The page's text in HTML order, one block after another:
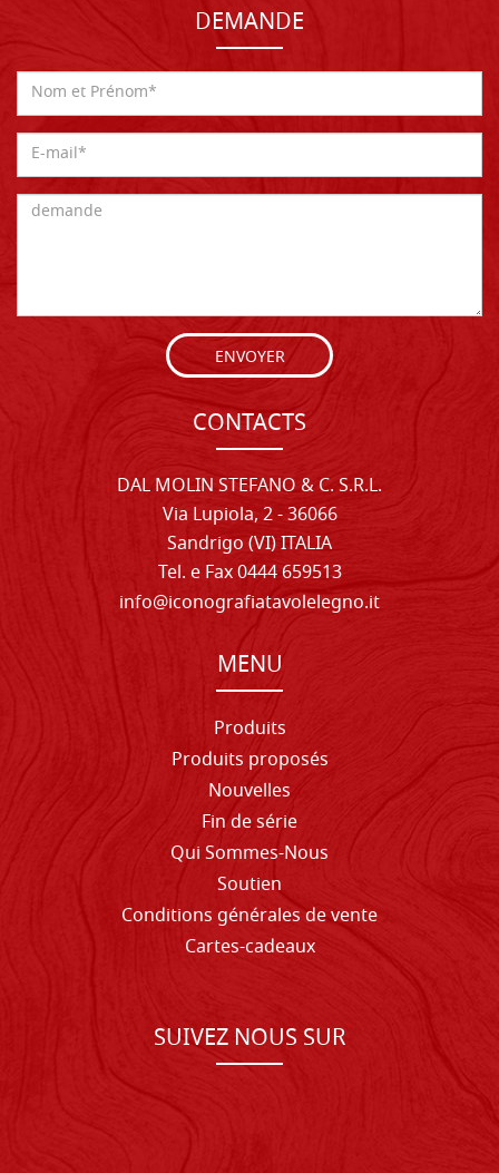
DEMANDE
ENVOYER
CONTACTS
DAL MOLIN STEFANO & C. S.R.L.
Via Lupiola, 2 - 36066
Sandrigo (VI) ITALIA
Tel. e Fax 0444 659513
info@iconografiatavolelegno.it
MENU
Produits
Produits proposés
Nouvelles
Fin de série
Qui Sommes-Nous
Soutien
Conditions générales de vente
Cartes-cadeaux
SUIVEZ NOUS SUR